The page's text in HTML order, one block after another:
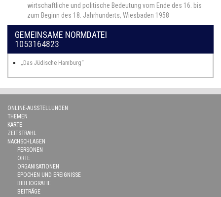
wirtschaftliche und politische Bedeutung vom Ende des 16. bis
zum Beginn des 18. Jahrhunderts, Wiesbaden 1958
GEMEINSAME NORMDATEI
1053164823
„Das Jüdische Hamburg“
ONLINE-AUSSTELLUNGEN
THEMEN
KARTE
ZEITSTRAHL
NACHSCHLAGEN
PERSONEN
ORTE
ORGANISATIONEN
EPOCHEN UND EREIGNISSE
BIBLIOGRAFIE
BEITRÄGE